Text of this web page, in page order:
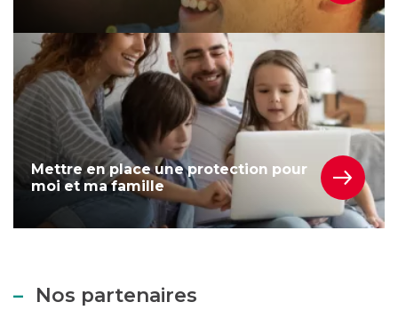
Mettre en place une protection pour moi et ma
Mettre en place une protection pour
moi et ma famille
EN SAVOIR
Nos partenaires